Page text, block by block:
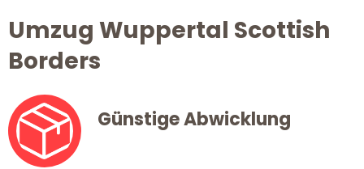
Umzug Wuppertal Scottish
Borders
Günstige Abwicklung